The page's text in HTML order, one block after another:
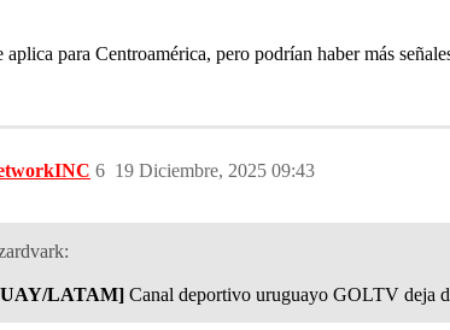
aplica para Centroamérica, pero podrían haber más
19 Diciembre, 2025 09:43
6
LATAM] Canal deportivo uruguayo GOLTV deja